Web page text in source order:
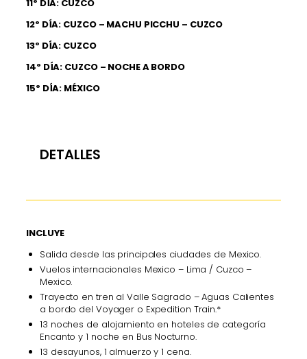
11º DÍA: CUZCO
12º DÍA: CUZCO – MACHU PICCHU – CUZCO
13º DÍA: CUZCO
14º DÍA: CUZCO – NOCHE A BORDO
15º DÍA: MÉXICO
DETALLES
INCLUYE
Salida desde las principales ciudades de Mexico.
Vuelos internacionales Mexico – Lima / Cuzco –
Mexico.
Trayecto en tren al Valle Sagrado – Aguas Calientes
a bordo del Voyager o Expedition Train.*
13 noches de alojamiento en hoteles de categoría
Encanto y 1 noche en Bus Nocturno.
13 desayunos, 1 almuerzo y 1 cena.